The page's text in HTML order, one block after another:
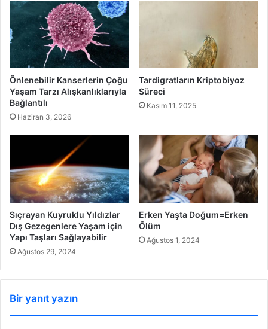
Önlenebilir Kanserlerin Çoğu
Yaşam Tarzı Alışkanlıklarıyla
Bağlantılı
Haziran 3, 2026
Tardigratların Kriptobiyoz
Süreci
Kasım 11, 2025
Sıçrayan Kuyruklu Yıldızlar
Dış Gezegenlere Yaşam için
Yapı Taşları Sağlayabilir
Ağustos 29, 2024
Erken Yaşta Doğum=Erken
Ölüm
Ağustos 1, 2024
Bir yanıt yazın